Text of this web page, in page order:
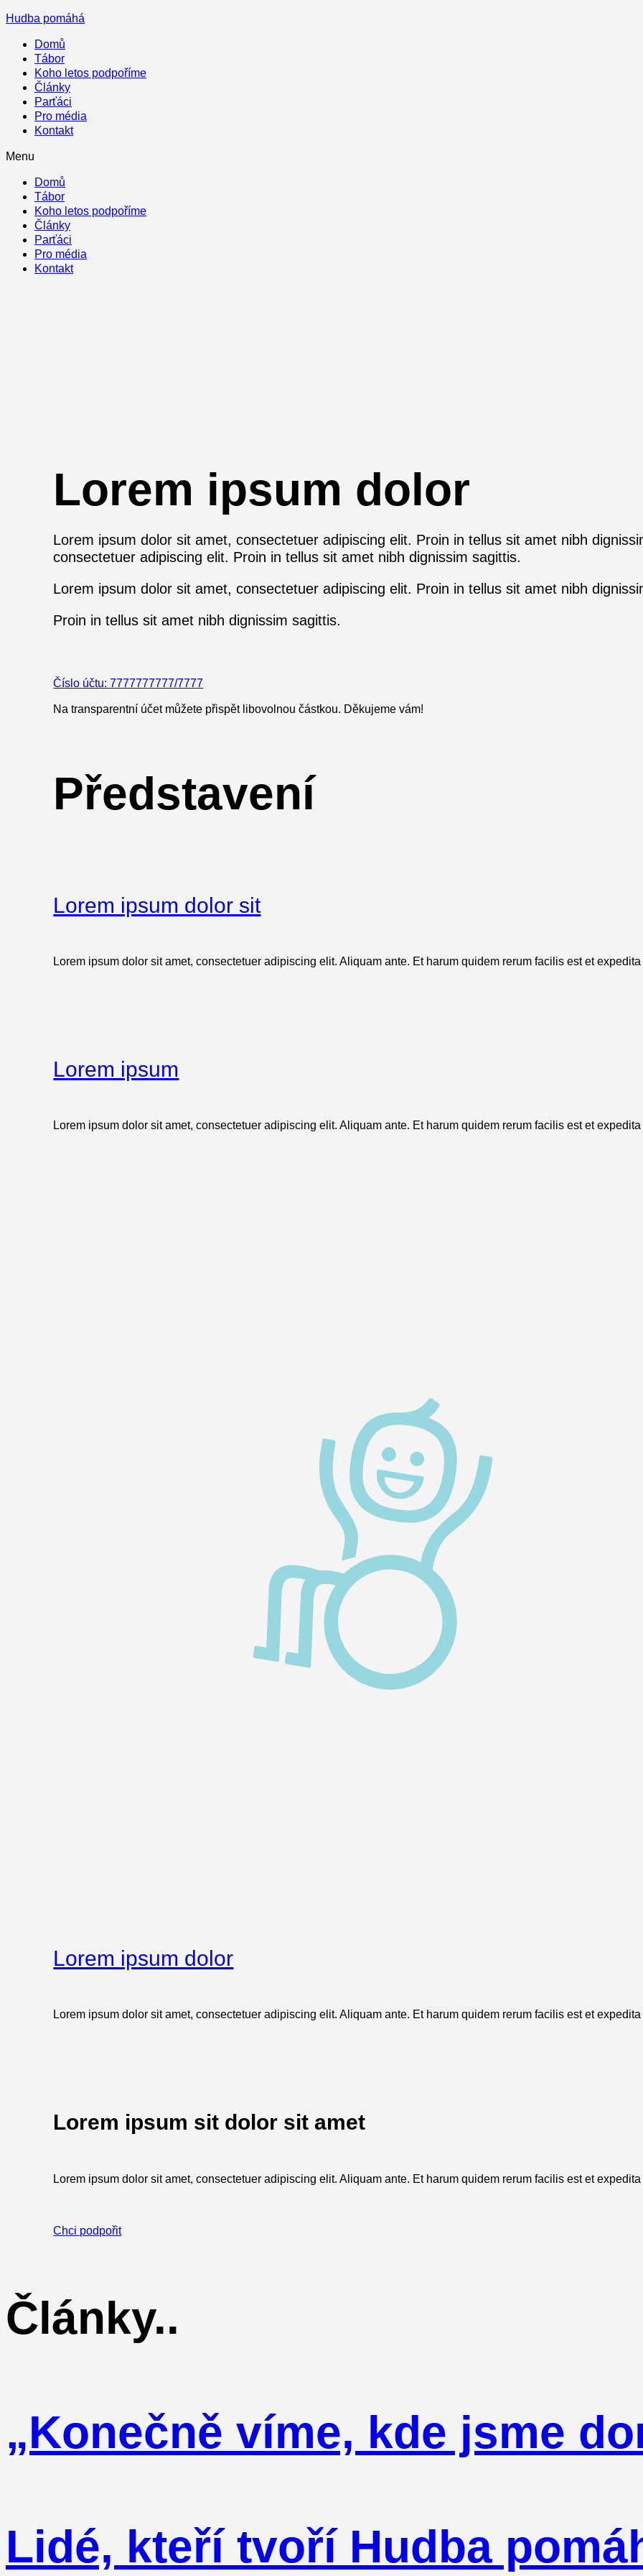
Hudba pomáhá
Domů
Tábor
Koho letos podpoříme
Články
Parťáci
Pro média
Kontakt
Menu
Domů
Tábor
Koho letos podpoříme
Články
Parťáci
Pro média
Kontakt
Lorem ipsum dolor
Lorem ipsum dolor sit amet, consectetuer adipiscing elit. Proin in tellus sit amet nibh
consectetuer adipiscing elit. Proin in tellus sit amet nibh dignissim sagittis.
Lorem ipsum dolor sit amet, consectetuer adipiscing elit. Proin in tellus sit amet nibh
Proin in tellus sit amet nibh dignissim sagittis.
Číslo účtu: 7777777777/7777
Na transparentní účet můžete přispět libovolnou částkou. Děkujeme vám!
Představení
Lorem ipsum dolor sit
Lorem ipsum dolor sit amet, consectetuer adipiscing elit. Aliquam ante. Et harum quidem rerum facilis est et
Lorem ipsum
Lorem ipsum dolor sit amet, consectetuer adipiscing elit. Aliquam ante. Et harum quidem rerum facilis est et
Lorem ipsum dolor
Lorem ipsum dolor sit amet, consectetuer adipiscing elit. Aliquam ante. Et harum quidem rerum facilis est et
Lorem ipsum sit dolor sit amet
Lorem ipsum dolor sit amet, consectetuer adipiscing elit. Aliquam ante. Et harum quidem rerum facilis est et
Chci podpořit
Články..
„Konečně víme, kde jsme
Lidé, kteří tvoří Hudba